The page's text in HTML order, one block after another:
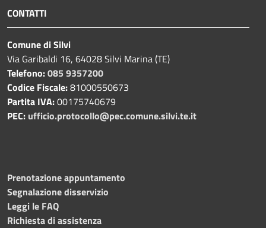
CONTATTI
Comune di Silvi
Via Garibaldi 16, 64028 Silvi Marina (TE)
Telefono:085 9357200
Codice Fiscale:81000550673
Partita IVA:00175740679
PEC: ufficio.protocollo@pec.comune.silvi.te.it
Prenotazione appuntamento
Segnalazione disservizio
Leggi le FAQ
Richiesta di assistenza